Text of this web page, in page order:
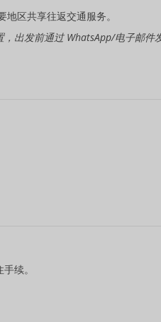
地区共享往返交通服务。
，出发前通过 WhatsApp/电子邮件
续。